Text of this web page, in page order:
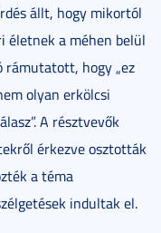
állt, hogy mikortól
életnek a méhen belül
rámutatott, hogy „ez
olyan erkölcsi
A résztvevők
érkezve osztották
a téma
indultak el.